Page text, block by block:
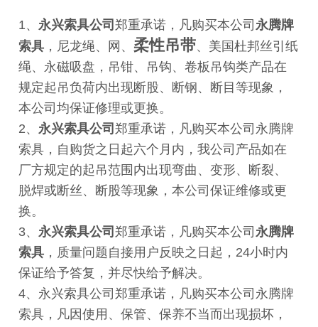
1、永兴索具公司郑重承诺，凡购买本公司永腾牌
索具 ，尼龙绳、网、 柔性吊带、美国杜邦丝引纸
绳、永磁吸盘，吊钳、吊钩、卷板吊钩类产品在
规定起吊负荷内出现断股、断钢、断目等现象，
本公司均保证修理或更换。
2、永兴索具公司郑重承诺，凡购买本公司永腾牌
索具，自购货之日起六个月内，我公司产品如在
厂方规定的起吊范围内出现弯曲、变形、断裂、
脱焊或断丝、断股等现象，本公司保证维修或更
换。
3、永兴索具公司郑重承诺，凡购买本公司永腾牌
索具 ，质量问题自接用户反映之日起，24小时内
保证给予答复，并尽快给予解决。
4、永兴索具公司郑重承诺，凡购买本公司永腾牌
索具，凡因使用、保管、保养不当而出现损坏，